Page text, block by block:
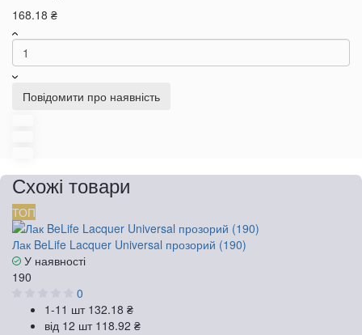
168.18 ₴
Повідомити про наявність
Схожі товари
ТОП
Лак BeLife Lacquer Universal прозорий (190)
У наявності
190
0
1-11 шт 132.18 ₴
від 12 шт 118.92 ₴